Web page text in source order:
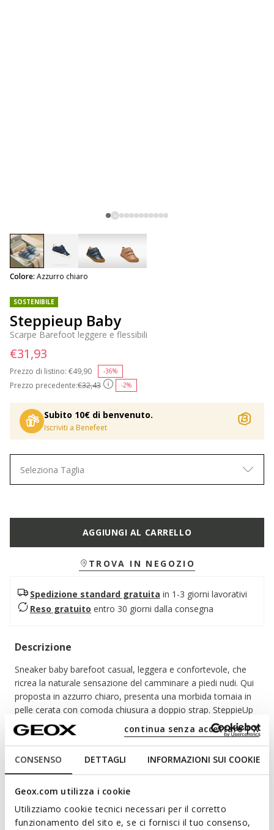
CONSENSO DETTAGLI INFORMAZIONI SUI COOKIE
Geox.com utilizza i cookie
Utilizziamo cookie tecnici necessari per il corretto
funzionamento del sito e, se ci fornisci il tuo consenso,
continua senza accettare | X
SOSTENIBILE
Steppieup Baby
Scarpe Barefoot leggere e flessibili
Prezzo precedente:€32,43 -2%
Prezzo di listino: Price reduced from
€49,90 -36%
€31,93
Subito 10€ di benvenuto.
Iscriviti a Benefeet
Colore: Azzurro chiaro
selected
Seleziona Taglia
AGGIUNGI AL CARRELLO
TROVA IN NEGOZIO
Spedizione standard gratuita in 1-3 giorni lavorativi
Reso gratuito entro 30 giorni dalla consegna
Descrizione
Sneaker baby barefoot casual, leggera e confortevole, che
ricrea la naturale sensazione del camminare a piedi nudi. Qui
proposta in azzurro chiaro, presenta una morbida tomaia in
pelle cerata con comoda chiusura a doppio strap. SteppieUp
garantisce benessere e protezione del piedino, grazie alla
particolare suola sottile ed extra flessibile e ai rinforzi in
CODICE PRODOTTO: B465WA000CLC4017
Leggi di più
Caratteristiche